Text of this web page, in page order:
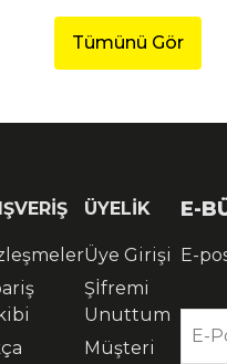
Tümünü Gör
ÜYELİK
Üye Girişi
Şİfremi
Unuttum
Müşteri
E-
E-
E-